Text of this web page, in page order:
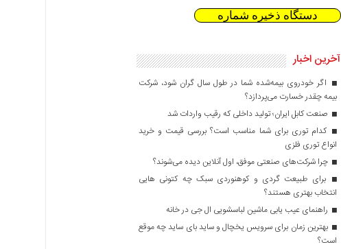
دستگاه ذخیره شماره
آخرین اخبار
اگر خودروی بیمه‌شده شما در طول سال گران شود، شرکت
بیمه چقدر خسارت می‌پردازد؟
صنعت کابل ایران؛ تولید داخلی که رقیب واردات شد
کدام توری برای شما مناسب است؟ بررسی قیمت و خرید
انواع توری فلزی
چرا شرکت‌های صنعتی موفق، اول آنلاین دیده می‌شوند؟
برای طبیعت گردی و کوهنوردی سبک چه کتونی هایی
انتخاب بهتری هستند؟
راهنمای عیب یابی ماشین لباسشویی ال جی در خانه
بهترین زمان برای سرویس یخچال و ساید بای ساید چه موقع
است؟